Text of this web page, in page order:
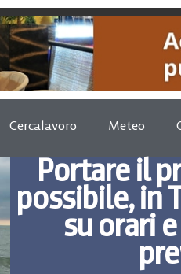
Cercalavoro Meteo
Portare il
possibile, in
su orari